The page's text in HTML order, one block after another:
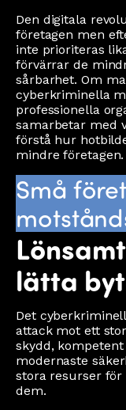
Den digitala
företagen men
inte prioriteras
förvärrar de
sårbarhet. Om
cyberkriminella
professionella
samarbetar med
förstå hur
mindre företagen.
Små
lätta
Det
attack mot ett
skydd,
modernaste
stora resurser för
dem.